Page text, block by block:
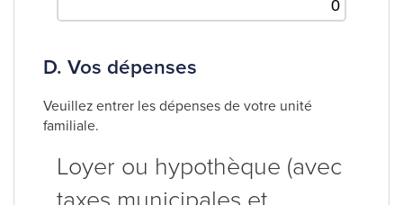
D. Vos dépenses
Veuillez entrer les dépenses de votre unité
familiale.
Loyer ou hypothèque (avec